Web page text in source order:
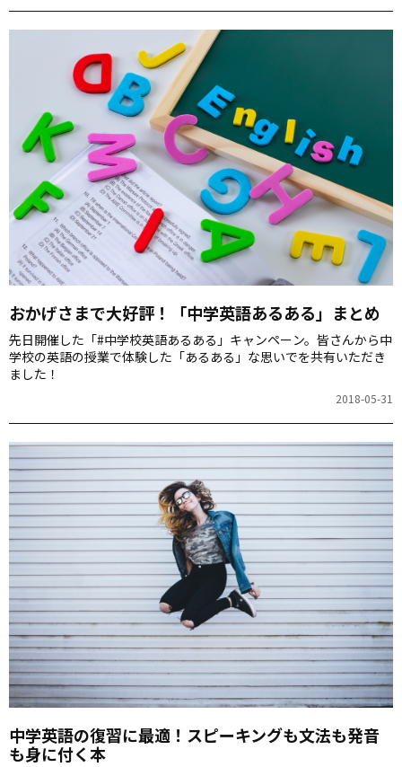
おかげさまで大好評！「中学英語あるある」まとめ
先日開催した「#中学校英語あるある」キャンペーン。皆さんから中
学校の英語の授業で体験した「あるある」な思いでを共有いただき
ました！
2018-05-31
中学英語の復習に最適！スピーキングも文法も発音
も身に付く本